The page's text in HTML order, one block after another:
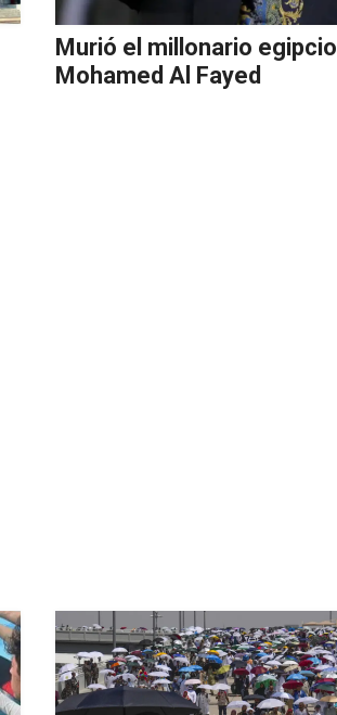
Murió el millonario egipcio
Mohamed Al Fayed